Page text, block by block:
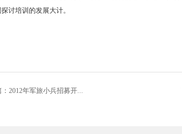
讨培训的发展大计。
：2012年军旅小兵招募开...